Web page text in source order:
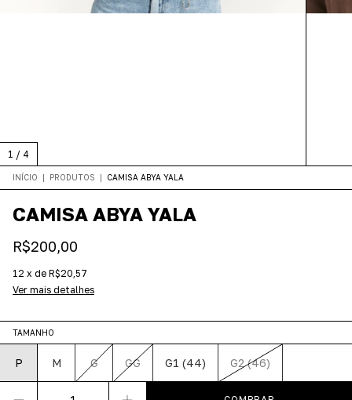
1 / 4
INÍCIO | PRODUTOS | CAMISA ABYA YALA
CAMISA ABYA YALA
R$200,00
12 x de R$20,57
Ver mais detalhes
TAMANHO
P M G GG G1 (44) G2 (46)